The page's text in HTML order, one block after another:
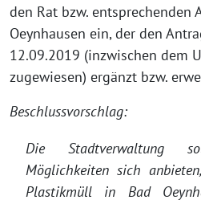
den Rat bzw. entsprechenden
Oeynhausen ein, der den
12.09.2019 (inzwischen dem
zugewiesen) ergänzt bzw.
Beschlussvorschlag:
Die Stadtverwaltung
Möglichkeiten sich
Plastikmüll in Bad